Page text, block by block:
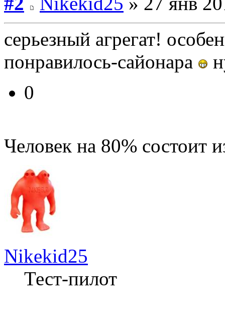
серьезный агрегат!
понравилось-сайонара
0
Человек на 80% состоит
Nikekid25
Тест-пилот